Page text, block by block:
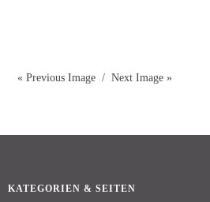
« Previous Image Next Image »
KATEGORIEN & SEITEN